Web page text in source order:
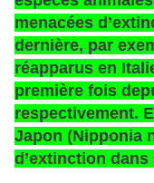
menacées
dernière, par
réapparus en
première fois
respectivement.
Japon (Nipponia
d’extinction